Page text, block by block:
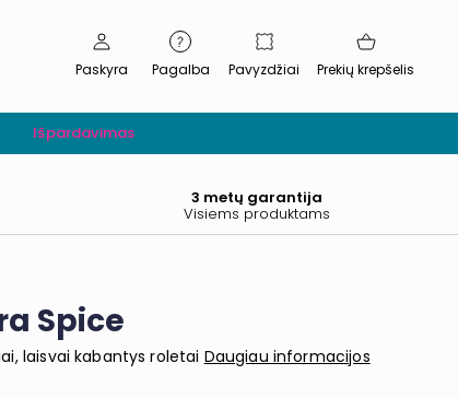
Paskyra Pagalba Pavyzdžiai Prekių krepšelis
Išpardavimas
3 metų garantija
Visiems produktams
Spice
laisvai kabantys roletai Daugiau informacijos